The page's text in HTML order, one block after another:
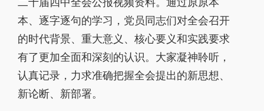
本、逐字逐句的学习，党员同志们对全会召开
的时代背景、重大意义、核心要义和实践要求
有了更加全面和深刻的认识。大家凝神聆听，
认真记录，力求准确把握全会提出的新思想、
新论断、新部署。